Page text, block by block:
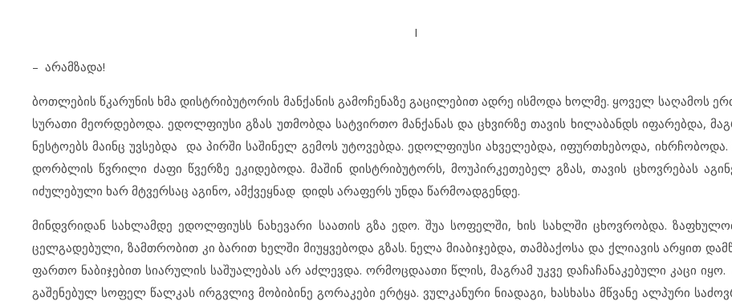
I
– არამზადა!
ბოთლების წკარუნის ხმა დისტრიბუტორის მანქანის გამოჩენაზე გაცილებით ადრე ისმოდა ხოლმე. ყოველ საღამოს
სურათი მეორდებოდა. ედოლფიუსი გზას უთმობდა სატვირთო მანქანას და ცხვირზე თავის ხილაბანდს იფარებდა,
ნესტოებს მაინც უვსებდა და პირში საშინელ გემოს უტოვებდა. ედოლფიუსი ახველებდა, იფურთხებოდა, იხრჩობოდა.
დორბლის წვრილი ძაფი წვერზე ეკიდებოდა. მაშინ დისტრიბუტორს, მოუპირკეთებელ გზას, თავის ცხოვრებას
იძულებული ხარ მტვერსაც აგინო, ამქვეყნად დიდს არაფერს უნდა წარმოადგენდე.
მინდვრიდან სახლამდე ედოლფიუსს ნახევარი საათის გზა ედო. შუა სოფელში, ხის სახლში ცხოვრობდა.
ცელგადებული, ზამთრობით კი ბარით ხელში მიუყვებოდა გზას. ნელა მიაბიჯებდა, თამბაქოსა და ქლიავის არყით
ფართო ნაბიჯებით სიარულის საშუალებას არ აძლევდა. ორმოცდაათი წლის, მაგრამ უკვე დაჩაჩანაკებული კაცი იყო.
გაშენებულ სოფელ წალკას ირგვლივ მობიბინე გორაკები ერტყა. ვულკანური ნიადაგი, ხასხასა მწვანე ალპური